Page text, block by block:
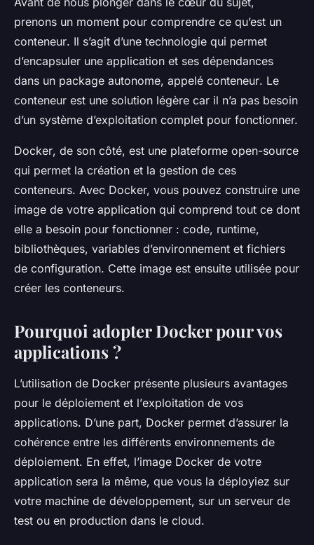
prenons un moment pour comprendre ce qu’est un
conteneur. Il s’agit d’une technologie qui permet
d’encapsuler une application et ses dépendances
dans un package autonome, appelé conteneur. Le
conteneur est une solution légère car il n’a pas besoin
d’un système d’exploitation complet pour fonctionner.
Docker, de son côté, est une plateforme open-source
qui permet la création et la gestion de ces
conteneurs. Avec Docker, vous pouvez construire une
image de votre application qui comprend tout ce dont
elle a besoin pour fonctionner : code, runtime,
bibliothèques, variables d’environnement et fichiers
de configuration. Cette image est ensuite utilisée pour
créer les conteneurs.
Pourquoi adopter Docker pour vos
applications ?
L’utilisation de Docker présente plusieurs avantages
pour le déploiement et l’exploitation de vos
applications. D’une part, Docker permet d’assurer la
cohérence entre les différents environnements de
déploiement. En effet, l’image Docker de votre
application sera la même, que vous la déployiez sur
votre machine de développement, sur un serveur de
test ou en production dans le cloud.